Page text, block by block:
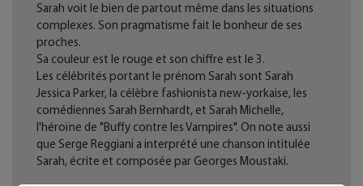
Sarah voit le bien de partout même dans les situations
complexes. Son pragmatisme fait le bonheur de ses
proches.
Sa couleur est le rouge et son chiffre est le 3.
Les célébrités portant le prénom Sarah sont Sarah
Jessica Parker, la célèbre fashionista new-yorkaise, les
comédiennes Sarah Bernhardt, et Sarah Michelle,
l'héroïne de "Buffy contre les Vampires". On note aussi
que Serge Reggiani a interprété une chanson intitulée
Sarah, écrite et composée par Georges Moustaki.